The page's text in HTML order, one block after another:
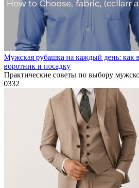
Мужская рубашка на каждый день: как
воротник и посадку
Практические советы по выбору
0332